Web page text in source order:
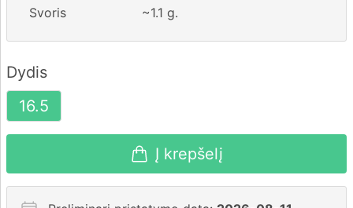
Svoris ~1.1 g.
Dydis
16.5
Į krepšelį